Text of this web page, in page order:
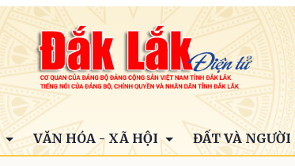
VĂN HÓA - XÃ HỘI ĐẤT VÀ NGƯỜI